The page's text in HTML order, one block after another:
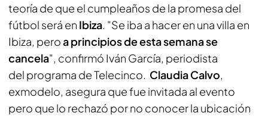
teoría de que el cumpleaños de la promesa del
fútbol será en Ibiza. "Se iba a hacer en una villa en
Ibiza, peroa principios de esta semana se
cancela", confirmó Iván García, periodista
del programa de Telecinco. Claudia Calvo,
exmodelo, asegura que fue invitada al evento
pero que lo rechazó por no conocer la ubicación